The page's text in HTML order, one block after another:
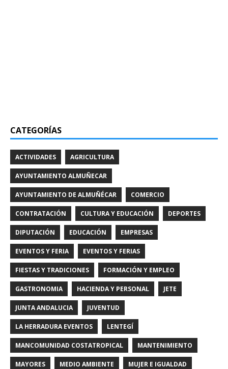
CATEGORÍAS
ACTIVIDADES AGRICULTURA
AYUNTAMIENTO ALMUÑECAR
AYUNTAMIENTO DE ALMUÑÉCAR COMERCIO
CONTRATACIÓN CULTURA Y EDUCACIÓN DEPORTES
DIPUTACIÓN EDUCACIÓN EMPRESAS
EVENTOS Y FERIA EVENTOS Y FERIAS
FIESTAS Y TRADICIONES FORMACIÓN Y EMPLEO
GASTRONOMIA HACIENDA Y PERSONAL JETE
JUNTA ANDALUCIA JUVENTUD
LA HERRADURA EVENTOS LENTEGÍ
MANCOMUNIDAD COSTATROPICAL MANTENIMIENTO
MAYORES MEDIO AMBIENTE MUJER E IGUALDAD